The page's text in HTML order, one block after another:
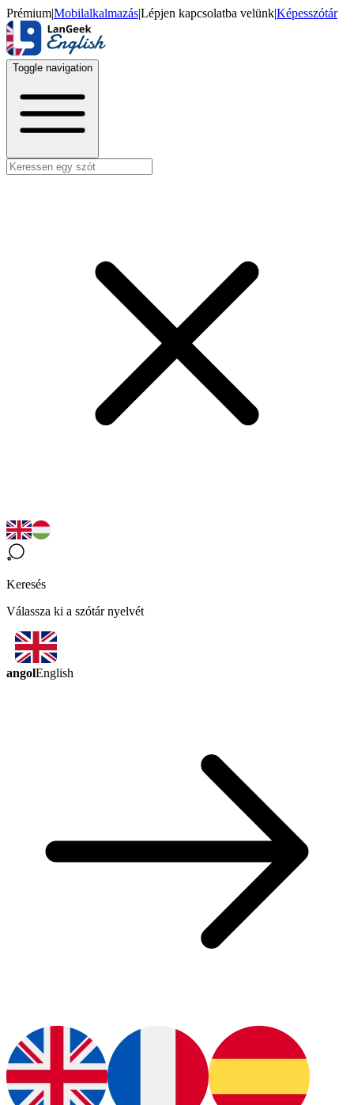
Prémium|Mobilalkalmazás|Lépjen kapcsolatba velünk|Képesszótár
Toggle navigation
Keresés
Válassza ki a szótár nyelvét
angolEnglish